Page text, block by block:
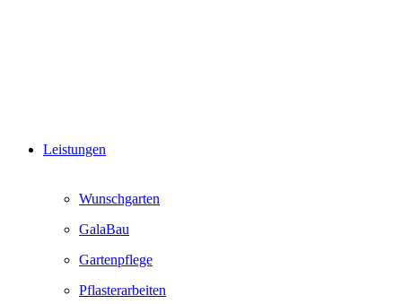
Leistungen
Wunschgarten
GalaBau
Gartenpflege
Pflasterarbeiten